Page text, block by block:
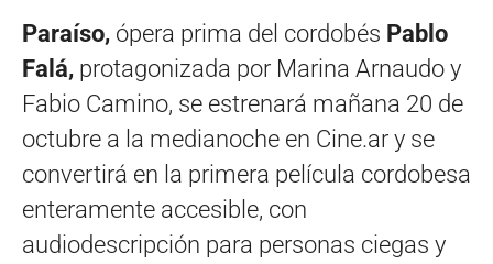
Paraíso, ópera prima del cordobés Pablo
Falá, protagonizada por Marina Arnaudo y
Fabio Camino, se estrenará mañana 20 de
octubre a la medianoche en Cine.ar y se
convertirá en la primera película cordobesa
enteramente accesible, con
audiodescripción para personas ciegas y